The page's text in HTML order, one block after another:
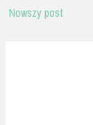
Nowszy post